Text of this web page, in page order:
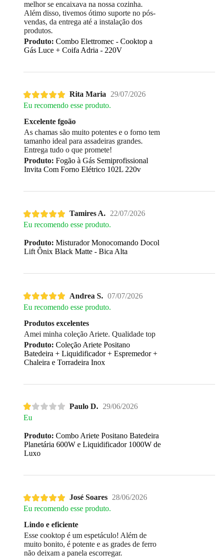
melhor se encaixava na nossa cozinha.
Além disso, tivemos ótimo suporte no pós-
vendas, da entrega até a instalação dos
produtos.
Produto: Combo Elettromec - Cooktop a
Gás Luce + Coifa Adria - 220V
Rita Maria
29/07/2026
Eu recomendo esse produto.
Excelente fgoão
As chamas são muito potentes e o forno tem
tamanho ideal para assadeiras grandes.
Entrega tudo o que promete!
Produto: Fogão à Gás Semiprofissional
Invita Com Forno Elétrico 102L 220v
Tamires A. 22/07/2026
Eu recomendo esse produto.
Produto: Misturador Monocomando Docol
Lift Ônix Black Matte - Bica Alta
Andrea S. 07/07/2026
Eu recomendo esse produto.
Produtos excelentes
Amei minha coleção Ariete. Qualidade top
Produto: Coleção Ariete Positano
Batedeira + Liquidificador + Espremedor +
Chaleira e Torradeira Inox
Paulo D. 29/06/2026
Eu
Produto: Combo Ariete Positano Batedeira
Planetária 600W e Liquidificador 1000W de
Luxo
José Soares 28/06/2026
Eu recomendo esse produto.
Lindo e eficiente
Esse cooktop é um espetáculo! Além de
muito bonito, é potente e as grades de ferro
não deixam a panela escorregar.